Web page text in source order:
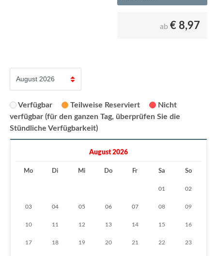
ab € 8,97
Verfügbar Teilweise Reserviert
Nicht
verfügbar (für den ganzen Tag, überprüfen Sie die
Stündliche Verfügbarkeit)
August 2026
Mo Di Mi Do Fr Sa So
01 02
03 04 05 06 07 08 09
10 11 12 13 14 15 16
17 18 19 20 21 22 23